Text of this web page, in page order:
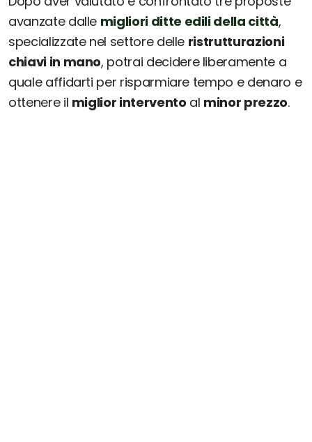
avanzate dalle migliori ditte edili della città,
specializzate nel settore delle ristrutturazioni
chiavi in mano, potrai decidere liberamente a
quale affidarti per risparmiare tempo e denaro e
ottenere il miglior intervento al minor prezzo.